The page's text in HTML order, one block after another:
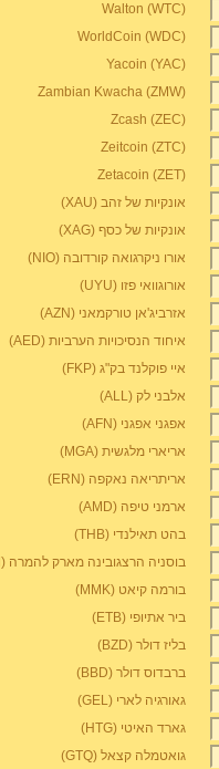
Walton (WTC)
WorldCoin (WDC)
Yacoin (YAC)
Zambian Kwacha (ZMW)
Zcash (ZEC)
Zeitcoin (ZTC)
Zetacoin (ZET)
אונקיות של זהב (XAU)
אונקיות של כסף (XAG)
אורו ניקרגואה קורדובה (NIO)
אורוגוואי פזו (UYU)
אזרביג'אן טורקמאני (AZN)
איחוד הנסיכויות הערביות (AED)
איי פוקלנד בק"ג (FKP)
אלבני לק (ALL)
אפגני אפגני (AFN)
אריארי מלגשית (MGA)
אריתריאה נאקפה (ERN)
ארמני טיפה (AMD)
בהט תאילנדי (THB)
בוסניה הרצגובינה מארק להמרה (BAM)
בורמה קיאט (MMK)
ביר אתיופי (ETB)
בליז דולר (BZD)
ברבדוס דולר (BBD)
גאורגיה לארי (GEL)
גארד האיטי (HTG)
גואטמלה קצאל (GTQ)